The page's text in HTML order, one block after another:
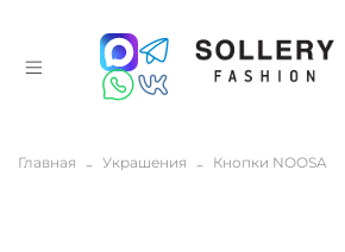
Главная Украшения Кнопки NOOSA